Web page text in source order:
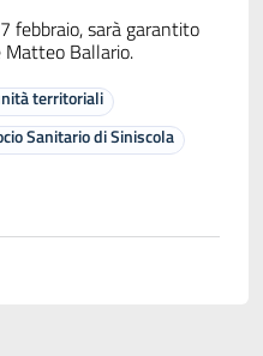
febbraio, sarà garantito
Ballario.
territoriali
Sanitario di Siniscola